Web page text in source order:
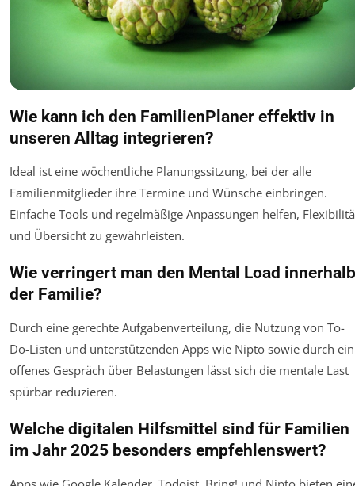
Wie kann ich den FamilienPlaner effektiv in
unseren Alltag integrieren?
Ideal ist eine wöchentliche Planungssitzung, bei der alle
Familienmitglieder ihre Termine und Wünsche einbringen.
Einfache Tools und regelmäßige Anpassungen helfen,
und Übersicht zu gewährleisten.
Wie verringert man den Mental Load innerhalb
der Familie?
Durch eine gerechte Aufgabenverteilung, die Nutzung von To-
Do-Listen und unterstützenden Apps wie Nipto sowie durch ein
offenes Gespräch über Belastungen lässt sich die mentale Last
spürbar reduzieren.
Welche digitalen Hilfsmittel sind für Familien
im Jahr 2025 besonders empfehlenswert?